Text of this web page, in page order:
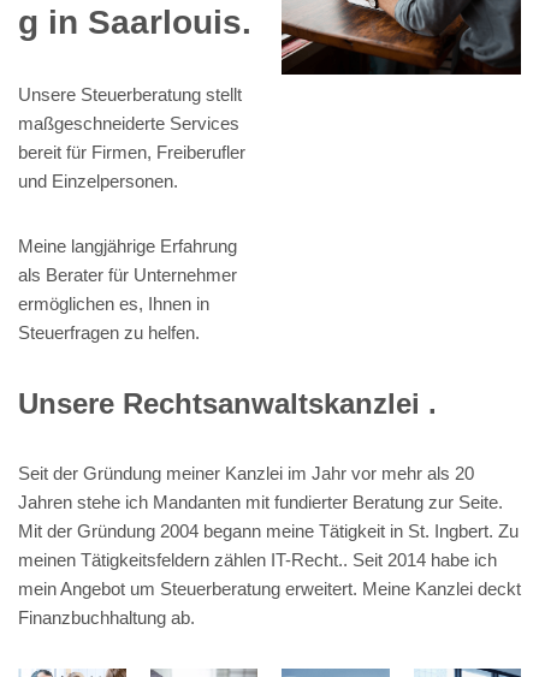
g in Saarlouis.
Unsere Steuerberatung stellt
maßgeschneiderte Services
bereit für Firmen, Freiberufler
und Einzelpersonen.
Meine langjährige Erfahrung
als Berater für Unternehmer
ermöglichen es, Ihnen in
Steuerfragen zu helfen.
Unsere Rechtsanwaltskanzlei .
Seit der Gründung meiner Kanzlei im Jahr vor mehr als 20
Jahren stehe ich Mandanten mit fundierter Beratung zur Seite.
Mit der Gründung 2004 begann meine Tätigkeit in St. Ingbert. Zu
meinen Tätigkeitsfeldern zählen IT-Recht.. Seit 2014 habe ich
mein Angebot um Steuerberatung erweitert. Meine Kanzlei deckt
Finanzbuchhaltung ab.